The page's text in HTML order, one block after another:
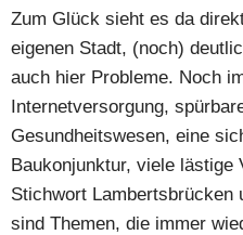
Zum Glück sieht es da
eigenen Stadt, (noch)
auch hier Probleme. Noch
Internetversorgung,
Gesundheitswesen, eine
Baukonjunktur, viele lästige
Stichwort Lambertsbrücken
sind Themen, die immer